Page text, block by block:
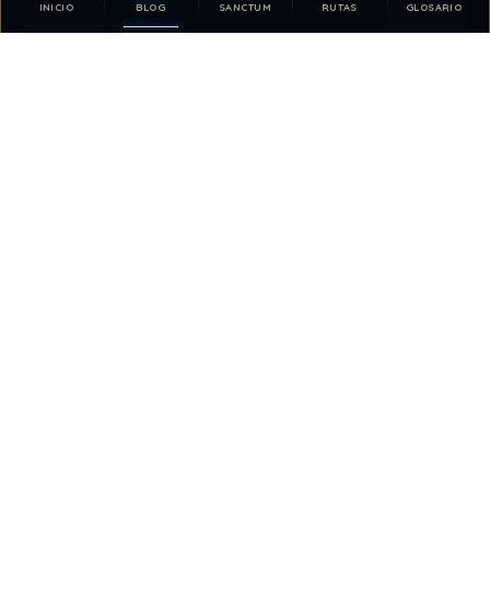
INICIO BLOG SANCTUM RUTAS GLOSARIO
Tu apoyo hace posible que DDLA siga creciendo.